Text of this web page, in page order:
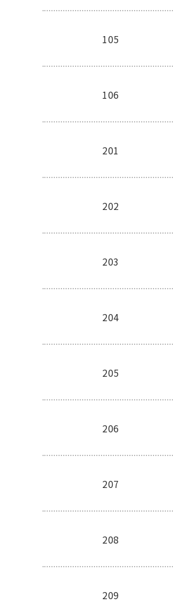
105
106
201
202
203
204
205
206
207
208
209